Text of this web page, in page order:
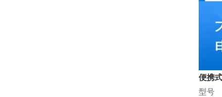
便携
型号